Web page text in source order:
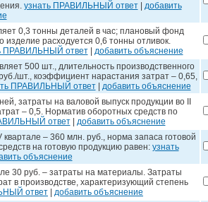
узнать ПРАВИЛЬНЫЙ ответ| добавить
0,3 тонны деталей в час; плановый фонд
изделие расходуется 0,6 тонны отливок.
ПРАВИЛЬНЫЙ ответ| добавить объяснение
500 шт., длительность производственного
шт., коэффициент нарастания затрат – 0,65,
ПРАВИЛЬНЫЙ ответ| добавить объяснение
затраты на валовой выпуск продукции во II
– 0,5. Норматив оборотных средств по
ответ| добавить объяснение
– 360 млн. руб., норма запаса готовой
на готовую продукцию равен: узнать
объяснение
30 руб. – затраты на материалы. Затраты
в производстве, характеризующий степень
ответ добавить объяснение